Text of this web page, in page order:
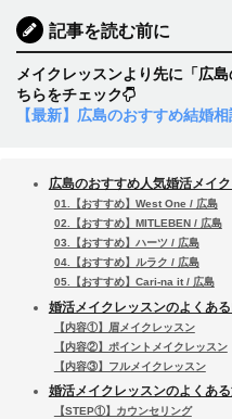
記事を読む前に
メイクレッスンより先に「広
ちらをチェック
【最新】広島のおすすめ結婚相
広島のおすすめ人気婚活メイ
01.【おすすめ】West One / 広島
02.【おすすめ】MITLEBEN / 広島
03.【おすすめ】ハーツ / 広島
04.【おすすめ】ルラク / 広島
05.【おすすめ】Cari-na it / 広島
婚活メイクレッスンのよくあ
【内容①】眉メイクレッスン
【内容②】ポイントメイクレッスン
【内容③】フルメイクレッスン
婚活メイクレッスンのよくあ
【STEP①】カウンセリング